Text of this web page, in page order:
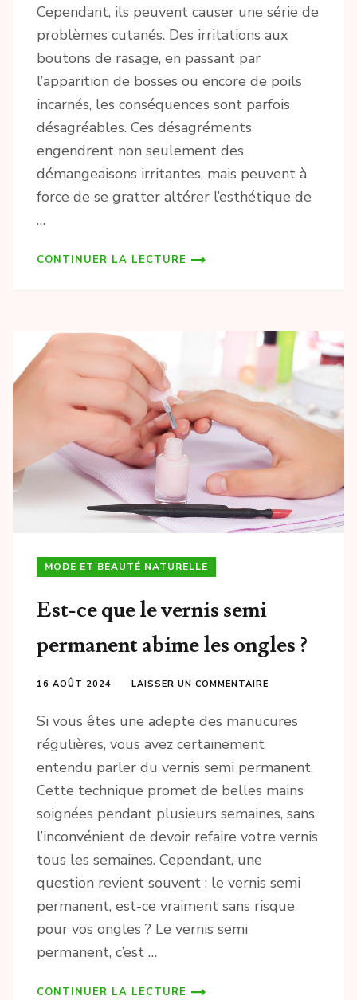
Cependant, ils peuvent causer une série de
problèmes cutanés. Des irritations aux
boutons de rasage, en passant par
l’apparition de bosses ou encore de poils
incarnés, les conséquences sont parfois
désagréables. Ces désagréments
engendrent non seulement des
démangeaisons irritantes, mais peuvent à
force de se gratter altérer l’esthétique de
…
CONTINUER LA LECTURE
MODE ET BEAUTÉ NATURELLE
Est-ce que le vernis semi
permanent abime les ongles ?
16 AOÛT 2024 LAISSER UN COMMENTAIRE
Si vous êtes une adepte des manucures
régulières, vous avez certainement
entendu parler du vernis semi permanent.
Cette technique promet de belles mains
soignées pendant plusieurs semaines, sans
l’inconvénient de devoir refaire votre vernis
tous les semaines. Cependant, une
question revient souvent : le vernis semi
permanent, est-ce vraiment sans risque
pour vos ongles ? Le vernis semi
permanent, c’est …
CONTINUER LA LECTURE